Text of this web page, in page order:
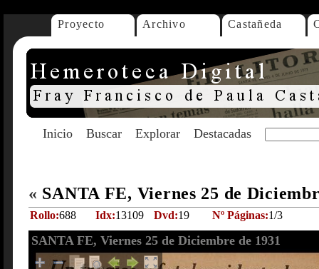
Proyecto Archivo Castañeda
Inicio Buscar Explorar Destacadas
« SANTA FE, Viernes 25 de
Rollo:688 Idx:13109 Dvd:19 Nº Páginas:1/3
SANTA FE, Viernes 25 de Diciembre de 1931